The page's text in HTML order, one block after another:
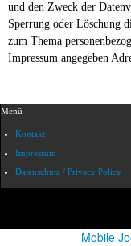
und den Zweck der
Sperrung oder Löschung
zum Thema
Impressum angegeben
Menü
Kontakt
Impressum
Datenschutz / Privacy Policy
Mobile